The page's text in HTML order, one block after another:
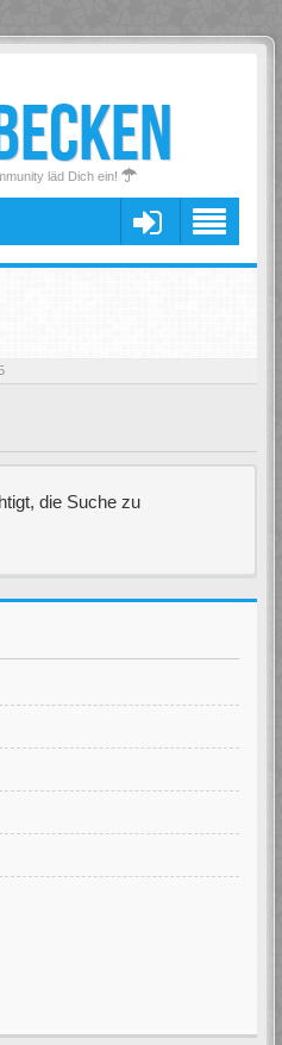
läd Dich ein!
die Suche zu